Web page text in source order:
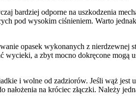
bardziej odporne na uszkodzenia
pod wysokim ciśnieniem. Warto
opasek wykonanych z nierdzewnej
a zbyt mocno dokręcone mogą
i wolne od zadziorów. Jeśli wąż jest
na króciec złączki. Należy